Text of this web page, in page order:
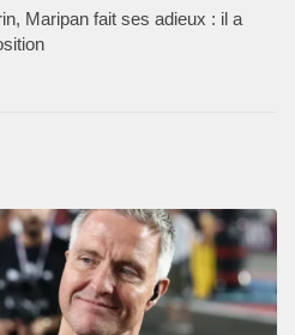
Maripan fait ses adieux : il a